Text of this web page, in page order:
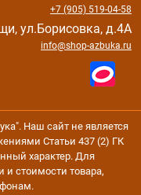
+7 (905) 519-04-58
ул.Борисовка, д.4А
info@shop-azbuka.ru
Наш сайт не является
Статьи 437 (2) ГК
характер. Для
стоимости товара,